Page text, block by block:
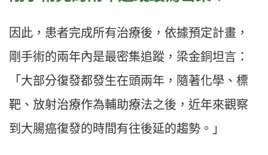
因此，患者完成所有治療後，依據預定計畫，
剛手術的兩年內是最密集追蹤，梁金銅坦言：
「大部分復發都發生在頭兩年，隨著化學、標
靶、放射治療作為輔助療法之後，近年來觀察
到大腸癌復發的時間有往後延的趨勢。」